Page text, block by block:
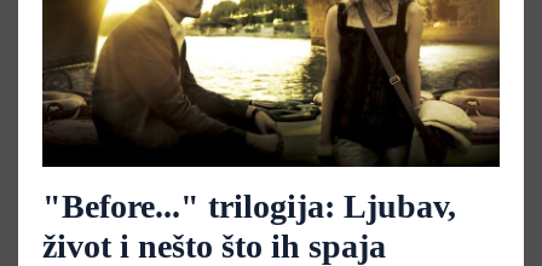
"Before..." trilogija: Ljubav,
život i nešto što ih spaja